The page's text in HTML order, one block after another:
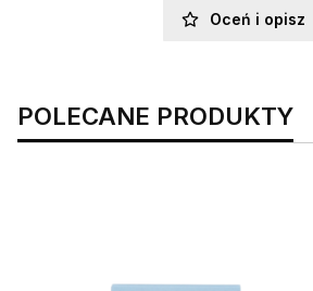
Oceń i opisz
POLECANE PRODUKTY